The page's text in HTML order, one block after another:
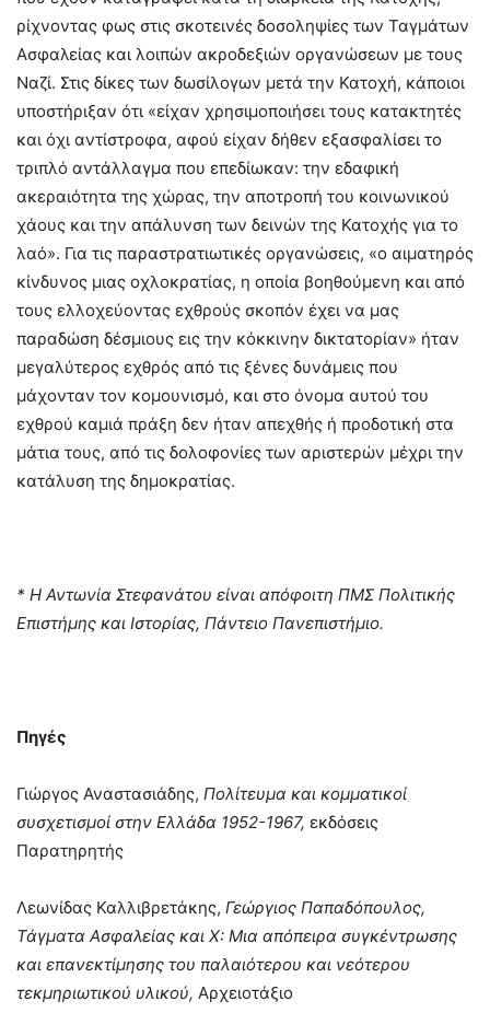
ρίχνοντας φως στις σκοτεινές δοσοληψίες των Ταγμάτων
Ασφαλείας και λοιπών ακροδεξιών οργανώσεων με τους
Ναζί. Στις δίκες των δωσίλογων μετά την Κατοχή, κάποιοι
υποστήριξαν ότι «είχαν χρησιμοποιήσει τους κατακτητές
και όχι αντίστροφα, αφού είχαν δήθεν εξασφαλίσει το
τριπλό αντάλλαγμα που επεδίωκαν: την εδαφική
ακεραιότητα της χώρας, την αποτροπή του κοινωνικού
χάους και την απάλυνση των δεινών της Κατοχής για το
λαό». Για τις παραστρατιωτικές οργανώσεις, «ο αιματηρός
κίνδυνος μιας οχλοκρατίας, η οποία βοηθούμενη και από
τους ελλοχεύοντας εχθρούς σκοπόν έχει να μας
παραδώση δέσμιους εις την κόκκινην δικτατορίαν» ήταν
μεγαλύτερος εχθρός από τις ξένες δυνάμεις που
μάχονταν τον κομουνισμό, και στο όνομα αυτού του
εχθρού καμιά πράξη δεν ήταν απεχθής ή προδοτική στα
μάτια τους, από τις δολοφονίες των αριστερών μέχρι την
κατάλυση της δημοκρατίας.
* Η Αντωνία Στεφανάτου είναι απόφοιτη ΠΜΣ Πολιτικής
Επιστήμης και Ιστορίας, Πάντειο Πανεπιστήμιο.
Πηγές
Γιώργος Αναστασιάδης, Πολίτευμα και κομματικοί
συσχετισμοί στην Ελλάδα 1952-1967, εκδόσεις
Παρατηρητής
Λεωνίδας Καλλιβρετάκης, Γεώργιος Παπαδόπουλος,
Τάγματα Ασφαλείας και Χ: Μια απόπειρα συγκέντρωσης
και επανεκτίμησης του παλαιότερου και νεότερου
τεκμηριωτικού υλικού, Αρχειοτάξιο